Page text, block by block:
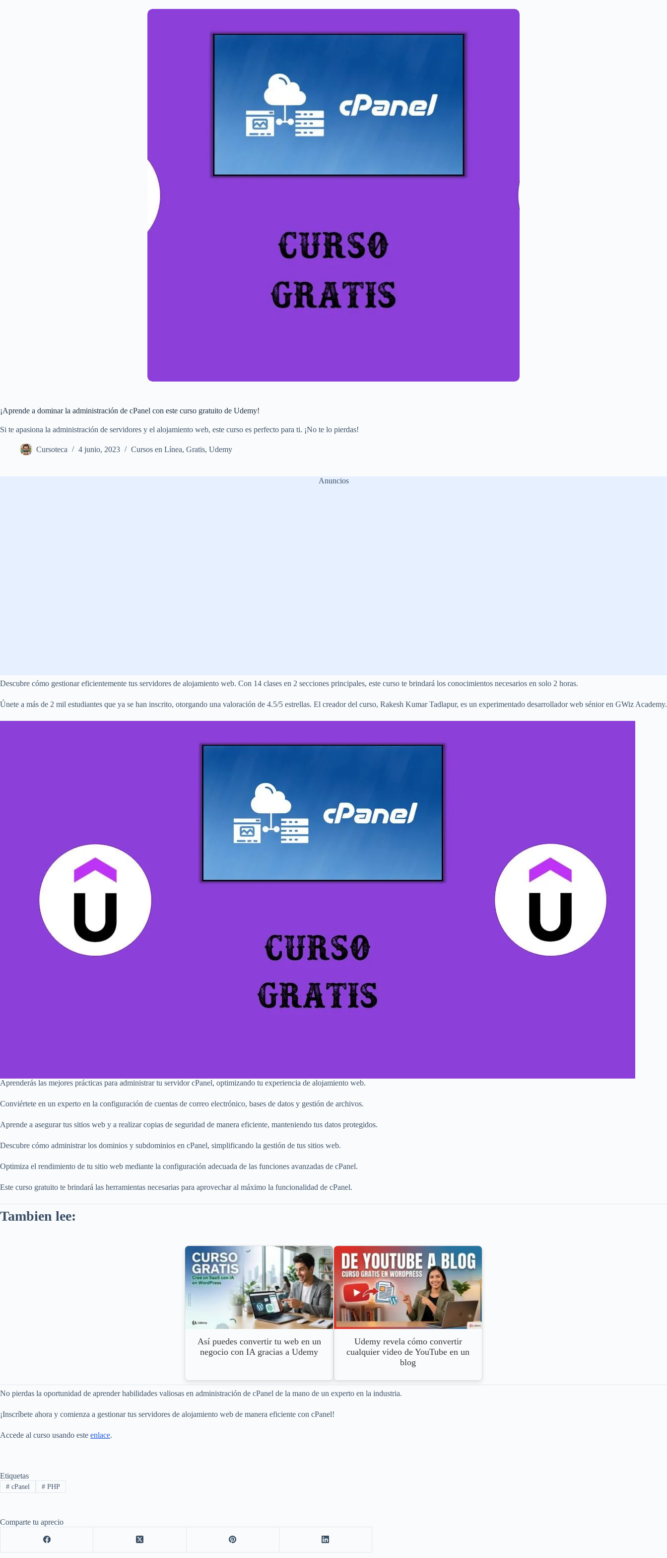
¡Aprende a dominar la administración de cPanel con este curso gratuito de Udemy!
Si te apasiona la administración de servidores y el alojamiento web, este curso es perfecto para ti. ¡No te lo pierdas!
Cursoteca 4 junio, 2023 Cursos en Línea, Gratis, Udemy
Anuncios
Descubre cómo gestionar eficientemente tus servidores de alojamiento web. Con 14 clases en 2 secciones principales, este curso te brindará los conocimientos necesarios en solo 2 horas.
Únete a más de 2 mil estudiantes que ya se han inscrito, otorgando una valoración de 4.5/5 estrellas. El creador del curso, Rakesh Kumar Tadlapur, es un experimentado desarrollador web sénior en GWiz Academy.
Aprenderás las mejores prácticas para administrar tu servidor cPanel, optimizando tu experiencia de alojamiento web.
Conviértete en un experto en la configuración de cuentas de correo electrónico, bases de datos y gestión de archivos.
Aprende a asegurar tus sitios web y a realizar copias de seguridad de manera eficiente, manteniendo tus datos protegidos.
Descubre cómo administrar los dominios y subdominios en cPanel, simplificando la gestión de tus sitios web.
Optimiza el rendimiento de tu sitio web mediante la configuración adecuada de las funciones avanzadas de cPanel.
Este curso gratuito te brindará las herramientas necesarias para aprovechar al máximo la funcionalidad de cPanel.
Tambien lee:
Así puedes convertir tu web en un
negocio con IA gracias a Udemy
Udemy revela cómo convertir
cualquier video de YouTube en un
blog
No pierdas la oportunidad de aprender habilidades valiosas en administración de cPanel de la mano de un experto en la industria.
¡Inscríbete ahora y comienza a gestionar tus servidores de alojamiento web de manera eficiente con cPanel!
Accede al curso usando este enlace.
Etiquetas
#cPanel #PHP
Comparte tu aprecio